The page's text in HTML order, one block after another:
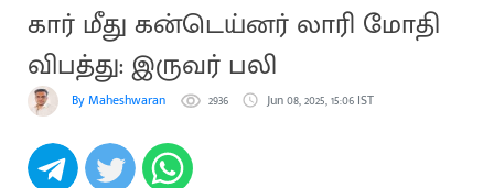
கார் மீது கன்டெய்னர் லாரி மோதி
விபத்து: இருவர் பலி
By Maheshwaran 2936 Jun 08, 2025, 15:06 IST